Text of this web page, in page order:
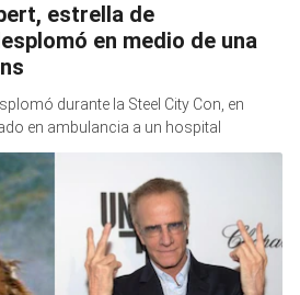
estrella de
en medio de una
durante la Steel City Con, en
en ambulancia a un hospital